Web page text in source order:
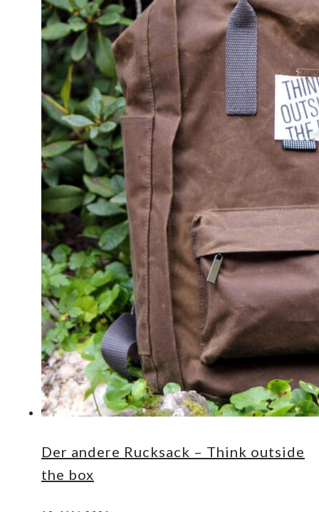
Der andere Rucksack – Think outside
the box